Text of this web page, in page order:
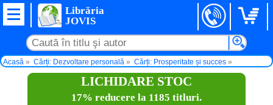
Librăria
JOVIS
Acasă Cărți: Dezvoltare personală
Cărți: Prosperitate și succes
LICHIDARE STOC
17% reducere la 1185 titluri.